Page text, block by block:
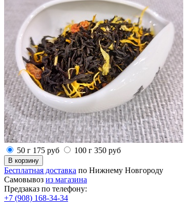
50 г 175 руб 100 г 350 руб
Бесплатная доставка по Нижнему Новгороду
Самовывоз из магазина
Предзаказ по телефону:
+7 (908) 168-34-34